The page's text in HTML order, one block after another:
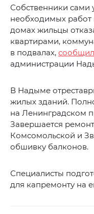
Собственники сами
необходимых работ
домах жильцы
квартирами,
в подвалах,
администрации
В Надыме
жилых зданий.
на Ленинградском
Завершается
Комсомольской и
обшивку балконов.
Специалисты
для капремонту на